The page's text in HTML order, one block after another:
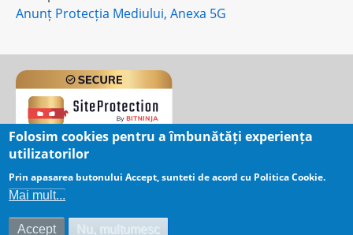
Anunț Protecția Mediului, Anexa 5G
User
menu
Log in
Date distributie energie electrica
Folosim cookies pentru a îmbunătăți experiența
utilizatorilor
Prin apasarea butonului Accept, sunteti de acord cu Politica Cookie.
Mai mult...
Accept Nu, mulțumesc